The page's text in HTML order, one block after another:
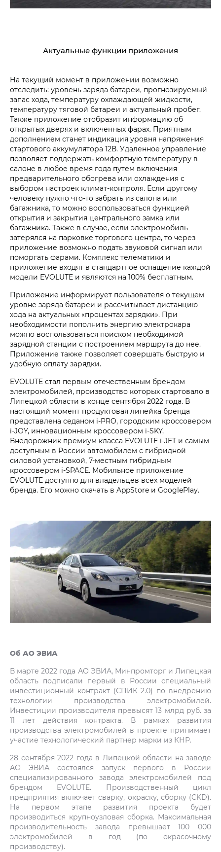
Актуальные функции приложения
На текущий момент в приложении возможно
отследить: уровень заряда батареи, прогнозируемый
запас хода, температуру охлаждающей жидкости,
температуру тяговой батареи и актуальный пробег.
Также приложение отобразит информацию об
открытых дверях и включенных фарах. Приятным
дополнением станет индикация уровня напряжения
стартового аккумулятора 12В. Удаленное управление
позволяет поддержать комфортную температуру в
салоне в любое время года путем включения
предварительного обогрева или охлаждения с
выбором настроек климат-контроля. Если другому
человеку нужно что-то забрать из салона или
багажника, то можно воспользоваться функцией
открытия и закрытия центрального замка или
багажника. Также в случае, если электромобиль
затерялся на парковке торгового центра, то через
приложение возможно подать звуковой сигнал или
поморгать фарами. Комплекс телематики и
приложение входят в стандартное оснащение каждой
модели EVOLUTE и являются на 100% бесплатным.
Приложение информирует пользователя о текущем
уровне заряда батареи и рассчитывает дистанцию
хода на актуальных «процентах зарядки». При
необходимости пополнить энергию электрокара
можно воспользоваться поиском необходимой
зарядной станции с построением маршрута до нее.
Приложение также позволяет совершать быструю и
удобную оплату зарядки.
EVOLUTE стал первым отечественным брендом
электромобилей, производство которых стартовало в
Липецкой области в конце сентября 2022 года. В
настоящий момент продуктовая линейка бренда
представлена седаном i‑PRO, городским кроссовером
i‑JOY, инновационным кроссовером i‑SKY,
Внедорожник премиум класса EVOLUTE i‑JET и самым
доступным в России автомобилем с гибридной
силовой установкой, 7-местным гибридным
кроссовером i‑SPACE. Мобильное приложение
EVOLUTE доступно для владельцев всех моделей
бренда. Его можно скачать в AppStore и GooglePlay.
Об АО ЭВИА
В марте 2022 года АО ЭВИА, Минпромторг и Липецкая
область подписали первый в России специальный
инвестиционный контракт (СПИК 2.0) по внедрению
технологии производства электромобилей.
Инвестиции производителя превысят 13 млрд руб. за
11 лет действия контракта. В рамках развития
производства электромобилей в проекте принимает
участие технологический партнер марки из КНР.
28 сентября 2022 года в Липецкой области на заводе
АО ЭВИА состоялся запуск первого в России
специализированного завода электромобилей под
брендом EVOLUTE. Производственный цикл
предприятия включает сварку, окраску, сборку (CKD).
На первом этапе развития проекта будет
производиться крупноузловая сборка. Максимальная
производительность завода превышает 100 000
электромобилей в год (по окрасочному
производству).